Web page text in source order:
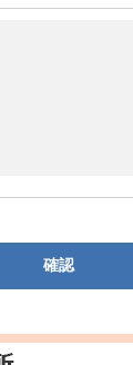
確認